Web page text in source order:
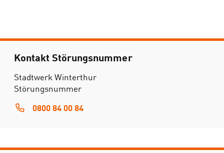
Kontakt Störungsnummer
Stadtwerk Winterthur
Störungsnummer
0800 84 00 84